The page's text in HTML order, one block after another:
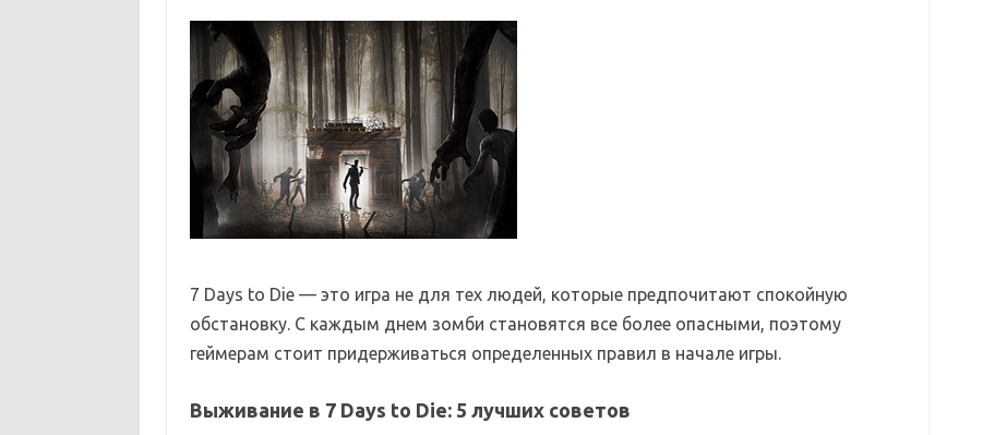
7 Days to Die — это игра не для тех людей, которые предпочитают спокойную
обстановку. С каждым днем зомби становятся все более опасными, поэтому
геймерам стоит придерживаться определенных правил в начале игры.
Выживание в 7 Days to Die: 5 лучших советов